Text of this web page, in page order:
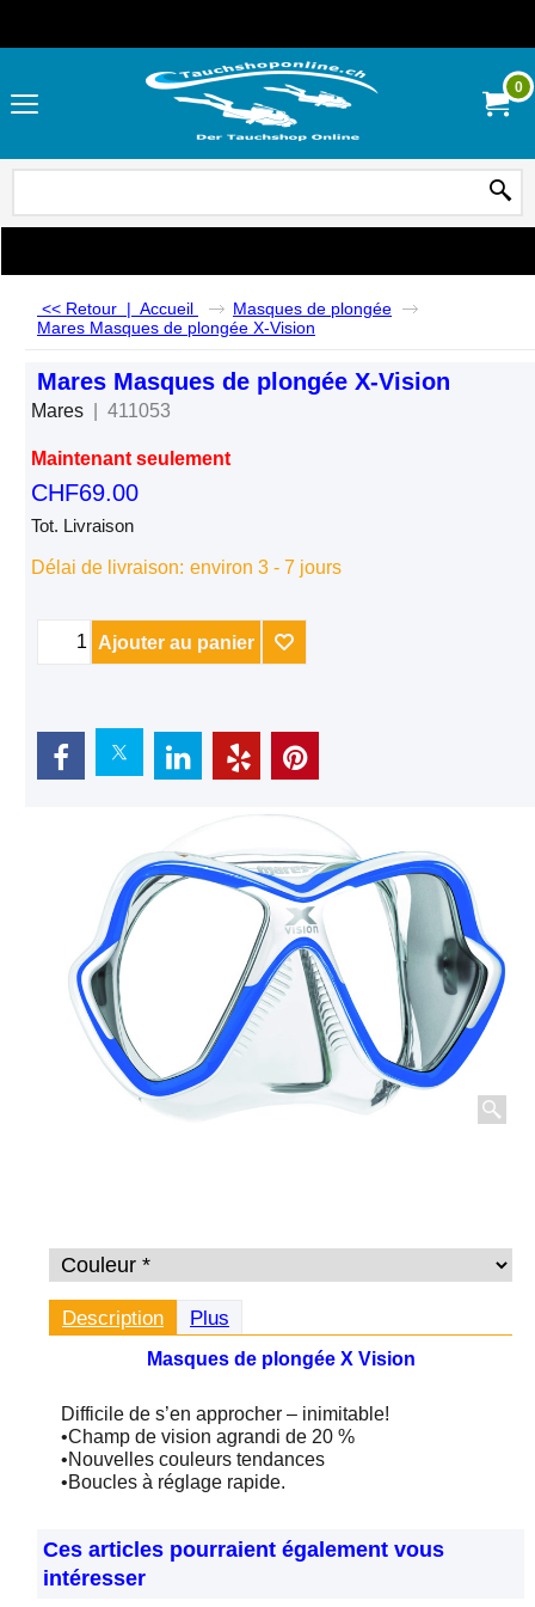
0
<< Retour | Accueil
Masques de plongée
Mares Masques de plongée X-Vision
Mares Masques de plongée X-Vision
Mares 411053
Maintenant seulement
CHF69.00
Tot. Livraison
Délai de livraison: environ 3 - 7 jours
Ajouter au panier
Description Plus
Masques de plongée X Vision
Difficile de s’en approcher – inimitable!
•Champ de vision agrandi de 20 %
•Nouvelles couleurs tendances
•Boucles à réglage rapide.
les commander ci-dessous dans la section "Masques de
plongée, Masques Accessoires et pièces détachées.
Ces articles pourraient également vous
intéresser